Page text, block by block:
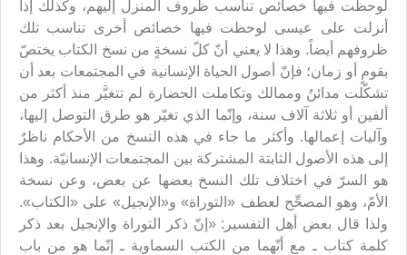
لوحظت فيها خصائص تناسب ظروف المنزل إليهم، وكذلك إذا
أنزلت على عيسى لوحظت فيها خصائص أخرى تناسب تلك
ظروفهم أيضاً. وهذا لا يعني أنّ كلّ نسخةٍ من نسخ الكتاب يختصّ
بقومٍ أو زمان؛ فإنّ أصول الحياة الإنسانية في المجتمعات بعد أن
تشكّلت مدائنُ وممالك وتكاملت الحضارة لم تتغيَّر منذ أكثر من
ألفين أو ثلاثة آلاف سنة، وإنّما الذي تغيّر هو طرق التوصل إليها،
وآليات إعمالها. وأكثر ما جاء في هذه النسخ من الأحكام ناظرٌ
إلى هذه الأصول الثابتة المشتركة بين المجتمعات الإنسانيّة. وهذا
هو السرّ في اختلاف تلك النسخ بعضها عن بعض، وعن نسخة
الأمّ، وهو المصحِّح لعطف «التوراة» و«الإنجيل» على «الكتاب».
ولذا قال بعض أهل التفسير: «إنّ ذكر التوراة والإنجيل بعد ذكر
كلمة كتاب ـ مع أنّهما من الكتب السماوية ـ إنّما هو من باب